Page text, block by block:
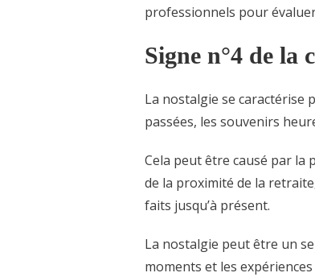
professionnels pour
Signe n°4 de la
La nostalgie se caractérise
passées, les souvenirs
Cela peut être causé par la
de la proximité de la
faits jusqu’à présent.
La nostalgie peut être un
moments et les